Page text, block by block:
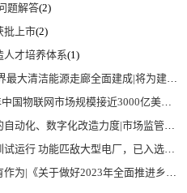
题解答(2)
批上市(2)
人才培养体系(1)
新型能源体系、保障国家能源安全、实现“双碳”目标提供有力支撑
亿美元 智慧工厂、智慧城市、智慧电网等将占60%以上
管总局 工业和信息化部 关于促进企业计量能力提升的指导意见
功能匹敌大型电厂，已入选国际典型案例
2023年全面推进乡村振兴重点工作的意见》发布